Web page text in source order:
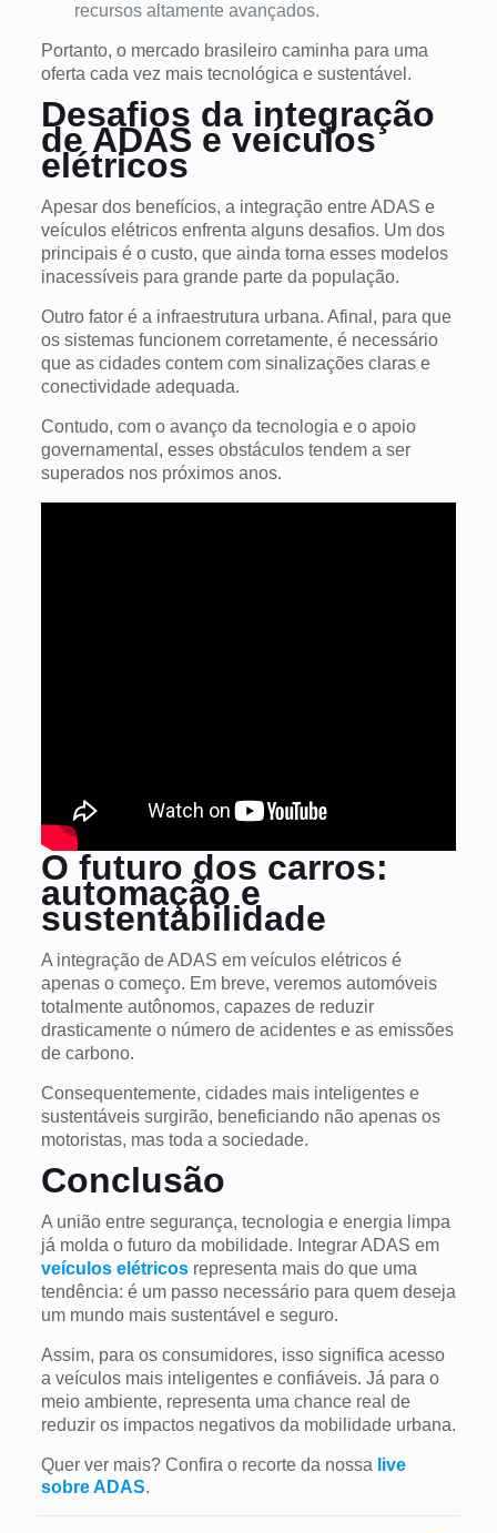
recursos altamente avançados.
Portanto, o mercado brasileiro caminha para uma
oferta cada vez mais tecnológica e sustentável.
Desafios da integração
de ADAS e veículos
elétricos
Apesar dos benefícios, a integração entre ADAS e
veículos elétricos enfrenta alguns desafios. Um dos
principais é o custo, que ainda torna esses modelos
inacessíveis para grande parte da população.
Outro fator é a infraestrutura urbana. Afinal, para que
os sistemas funcionem corretamente, é necessário
que as cidades contem com sinalizações claras e
conectividade adequada.
Contudo, com o avanço da tecnologia e o apoio
governamental, esses obstáculos tendem a ser
superados nos próximos anos.
O futuro dos carros:
automação e
sustentabilidade
A integração de ADAS em veículos elétricos é
apenas o começo. Em breve, veremos automóveis
totalmente autônomos, capazes de reduzir
drasticamente o número de acidentes e as emissões
de carbono.
Consequentemente, cidades mais inteligentes e
sustentáveis surgirão, beneficiando não apenas os
motoristas, mas toda a sociedade.
Conclusão
A união entre segurança, tecnologia e energia limpa
já molda o futuro da mobilidade. Integrar ADAS em
veículos elétricosrepresenta mais do que uma
tendência: é um passo necessário para quem deseja
um mundo mais sustentável e seguro.
Assim, para os consumidores, isso significa acesso
a veículos mais inteligentes e confiáveis. Já para o
meio ambiente, representa uma chance real de
reduzir os impactos negativos da mobilidade urbana.
Quer ver mais? Confira o recorte da nossa live
sobre ADAS.